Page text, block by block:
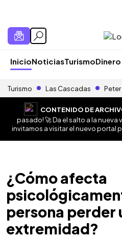
InicioNoticiasTurismo
Turismo Las Cascadas Peter
CONTENIDO DE
pasado! 🚀 Da el salto a la nueva
invitamos a visitar el nuevo portal
¿Cómo afecta
persona perder
extremidad?